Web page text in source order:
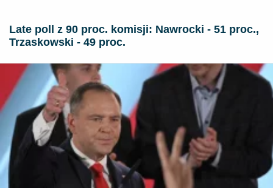
Late poll z 90 proc. komisji: Nawrocki - 51 proc.,
Trzaskowski - 49 proc.